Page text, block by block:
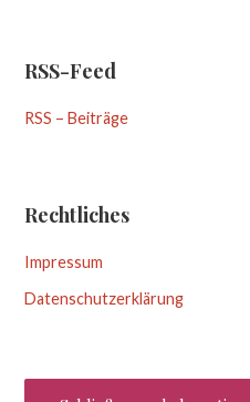
RSS-Feed
RSS – Beiträge
Rechtliches
Impressum
Datenschutzerklärung